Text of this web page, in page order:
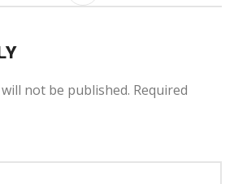
not be published. Required